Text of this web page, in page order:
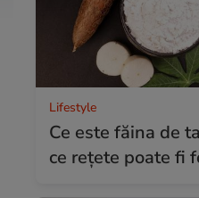
Lifestyle
Ce este făina de
ce rețete poate fi